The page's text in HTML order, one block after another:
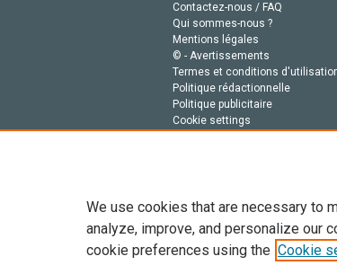
Contactez-nous / FAQ
Qui sommes-nous ?
Mentions légales
© - Avertissements
Termes et conditions
Politique rédactionnelle
Politique publicitaire
Cookie settings
Tout le contenu de ce site:
de données, a la formation en
We use cookies that are necessary to
analyze, improve, and personalize our
cookie preferences using the Cookie